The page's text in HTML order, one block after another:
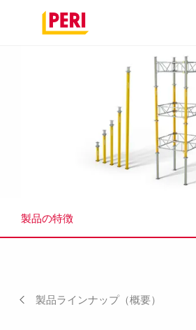
製品の特徴
製品ラインナップ（概要）